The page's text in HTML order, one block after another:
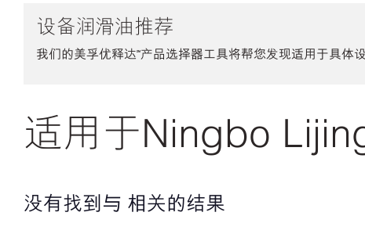
设备润滑油推荐
我们的美孚优释达℠产品选择器工具将帮您发现适用于具体
适用于Ningbo
没有找到与 相关的结果